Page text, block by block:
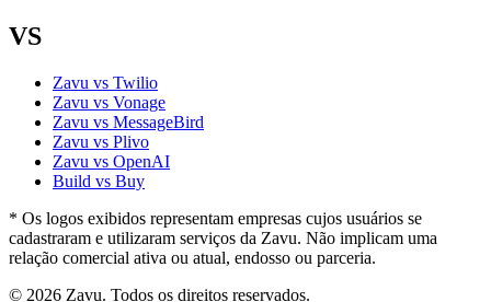
VS
Zavu vs Twilio
Zavu vs Vonage
Zavu vs MessageBird
Zavu vs Plivo
Zavu vs OpenAI
Build vs Buy
* Os logos exibidos representam empresas cujos usuários se
cadastraram e utilizaram serviços da Zavu. Não implicam uma
relação comercial ativa ou atual, endosso ou parceria.
© 2026 Zavu. Todos os direitos reservados.